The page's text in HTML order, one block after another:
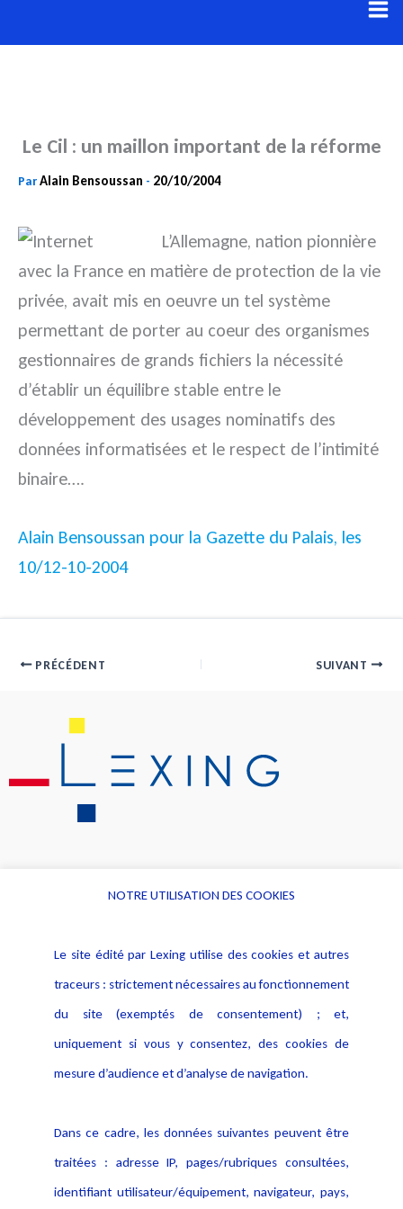
au
Le Cil : un maillon important de la réforme
ParAlain Bensoussan - 20/10/2004
L’Allemagne, nation pionnière
avec la France en matière de protection de la vie
privée, avait mis en oeuvre un tel système
permettant de porter au coeur des organismes
gestionnaires de grands fichiers la nécessité
d’établir un équilibre stable entre le
développement des usages nominatifs des
données informatisées et le respect de l’intimité
binaire….
Alain Bensoussan pour la Gazette du Palais, les
10/12-10-2004
PRÉCÉDENT SUIVANT
Alerte professionnelle
Déclaration d'accessibilité
Notice Légale
Politique de protection des
données
Publications
NOTRE UTILISATION DES COOKIES
Le site édité par Lexing utilise des cookies et autres
traceurs : strictement nécessaires au fonctionnement
du site (exemptés de consentement) ; et,
uniquement si vous y consentez, des cookies de
mesure d’audience et d’analyse de navigation.
Dans ce cadre, les données suivantes peuvent être
traitées : adresse IP, pages/rubriques consultées,
identifiant utilisateur/équipement, navigateur, pays,